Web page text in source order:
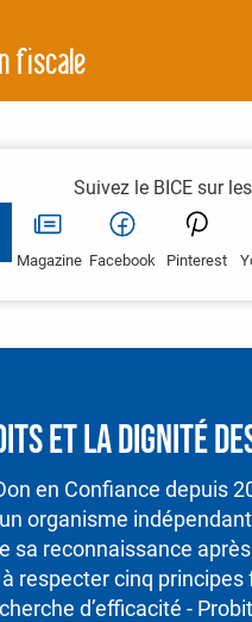
fiscale
Suivez le BICE sur
Magazine Facebook Pinterest
et la dignité
en Confiance depuis
organisme
sa reconnaissance
respecter cinq
d’efficacité -